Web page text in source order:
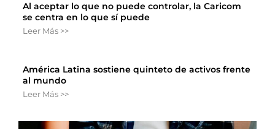
Al aceptar lo que no puede controlar, la Caricom
se centra en lo que sí puede
Leer Más >>
América Latina sostiene quinteto de activos frente
al mundo
Leer Más >>